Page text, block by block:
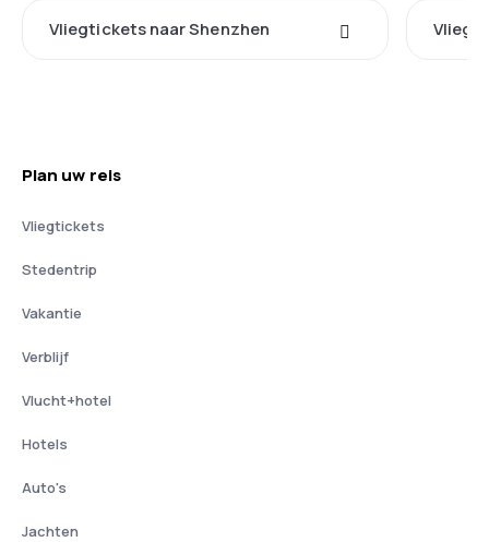
Vliegtickets naar Shenzhen
Plan uw reis
Vliegtickets
Stedentrip
Vakantie
Verblijf
Vlucht+hotel
Hotels
Auto's
Jachten